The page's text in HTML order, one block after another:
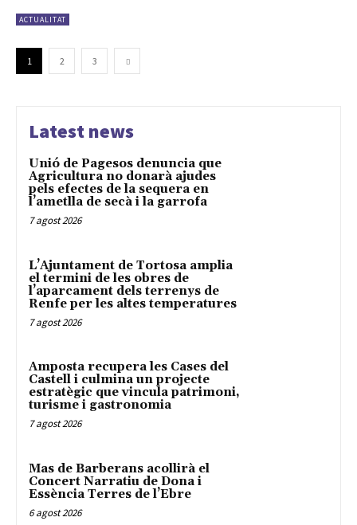
ACTUALITAT
1 2 3
Latest news
Unió de Pagesos denuncia que
Agricultura no donarà ajudes
pels efectes de la sequera en
l’ametlla de secà i la garrofa
7 agost 2026
L’Ajuntament de Tortosa amplia
el termini de les obres de
l’aparcament dels terrenys de
Renfe per les altes temperatures
7 agost 2026
Amposta recupera les Cases del
Castell i culmina un projecte
estratègic que vincula patrimoni,
turisme i gastronomia
7 agost 2026
Mas de Barberans acollirà el
Concert Narratiu de Dona i
Essència Terres de l’Ebre
6 agost 2026